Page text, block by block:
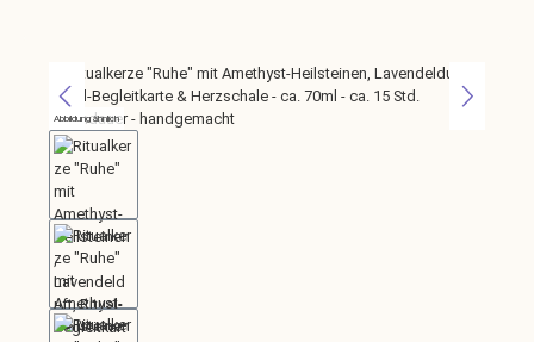
Bildergalerie überspringen
Abbildung ähnlich